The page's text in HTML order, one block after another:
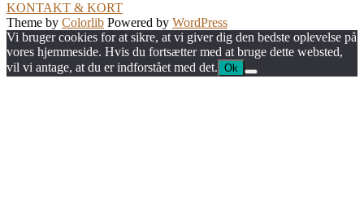
KONTAKT & KORT
Theme by Colorlib Powered by WordPress
Vi bruger cookies for at sikre, at vi giver dig den bedste oplevelse på
vores hjemmeside. Hvis du fortsætter med at bruge dette websted,
vil vi antage, at du er indforstået med det. Ok